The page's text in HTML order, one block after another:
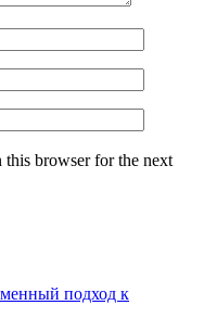
this browser for the next
подход к